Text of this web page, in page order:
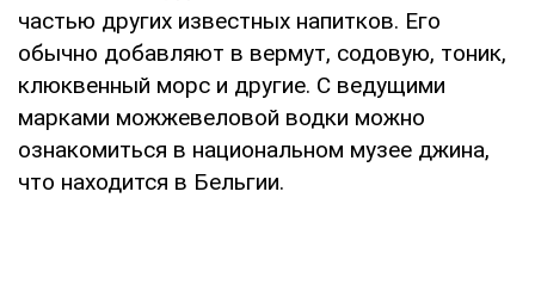
частью других известных напитков. Его
обычно добавляют в вермут, содовую, тоник,
клюквенный морс и другие. С ведущими
марками можжевеловой водки можно
ознакомиться в национальном музее джина,
что находится в Бельгии.